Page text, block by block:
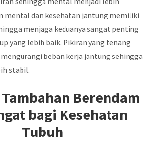
mental dan kesehatan jantung memiliki
menjaga keduanya sangat penting
yang lebih baik. Pikiran yang tenang
beban kerja jantung sehingga
stabil.
Berendam
bagi Kesehatan
Tubuh